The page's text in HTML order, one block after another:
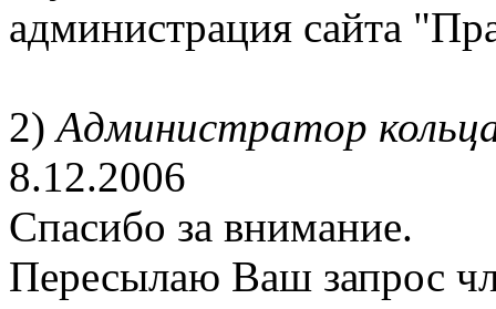
администрация сайта
2)Администратор
8.12.2006
Спасибо за внимание.
Пересылаю Ваш запрос